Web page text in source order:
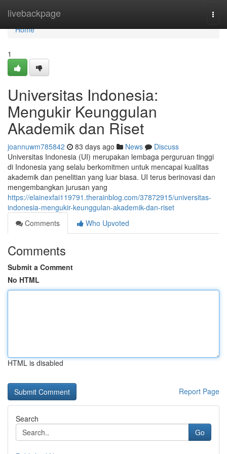
livebackpage
Home
Home
1
Universitas Indonesia:
Mengukir Keunggulan
Akademik dan Riset
joannuwm785842 83 days ago News
Discuss
Universitas Indonesia (UI) merupakan lembaga perguruan tinggi
di Indonesia yang selalu berkomitmen untuk mencapai kualitas
akademik dan penelitian yang luar biasa. UI terus berinovasi dan
mengembangkan jurusan yang
https://elainexfai119791.therainblog.com/37872915/universitas-
indonesia-mengukir-keunggulan-akademik-dan-riset
Comments
Who Upvoted
Comments
Submit a Comment
No HTML
HTML is disabled
Report Page
Search
Go